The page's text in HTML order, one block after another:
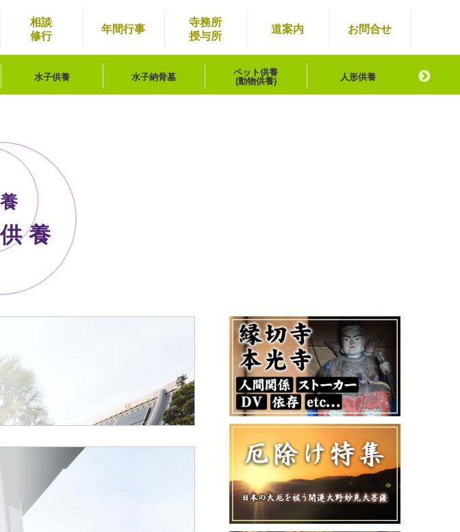
相談
修行
年間行事
寺務所
授与所
道案内 お問合せ
水子供養 水子納骨墓
ペット供養
(動物供養)
人形供養
養